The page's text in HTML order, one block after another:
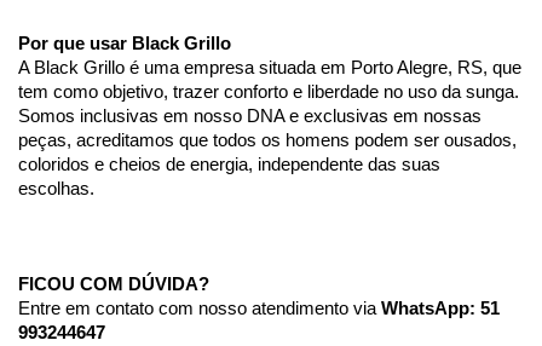
Por que usar Black Grillo
A Black Grillo é uma empresa situada em Porto Alegre, RS, que
tem como objetivo, trazer conforto e liberdade no uso da sunga.
Somos inclusivas em nosso DNA e exclusivas em nossas
peças, acreditamos que todos os homens podem ser ousados,
coloridos e cheios de energia, independente das suas
escolhas.
FICOU COM DÚVIDA?
Entre em contato com nosso atendimento via WhatsApp: 51
993244647